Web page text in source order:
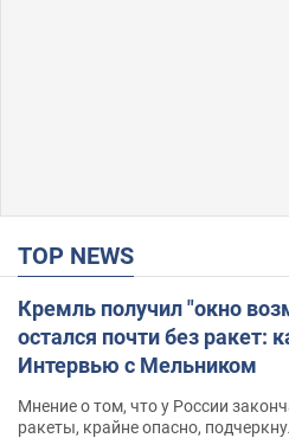
TOP NEWS
Кремль получил "окно
остался почти без ракет:
Интервью с Мельником
Мнение о том, что у России
ракеты, крайне опасно,